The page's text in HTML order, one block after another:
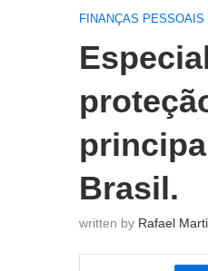
FINANÇAS PESSOAIS
Brasil.
written by Rafael